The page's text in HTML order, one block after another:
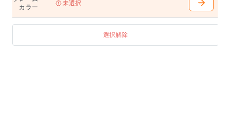
カラー
未選択
選択解除